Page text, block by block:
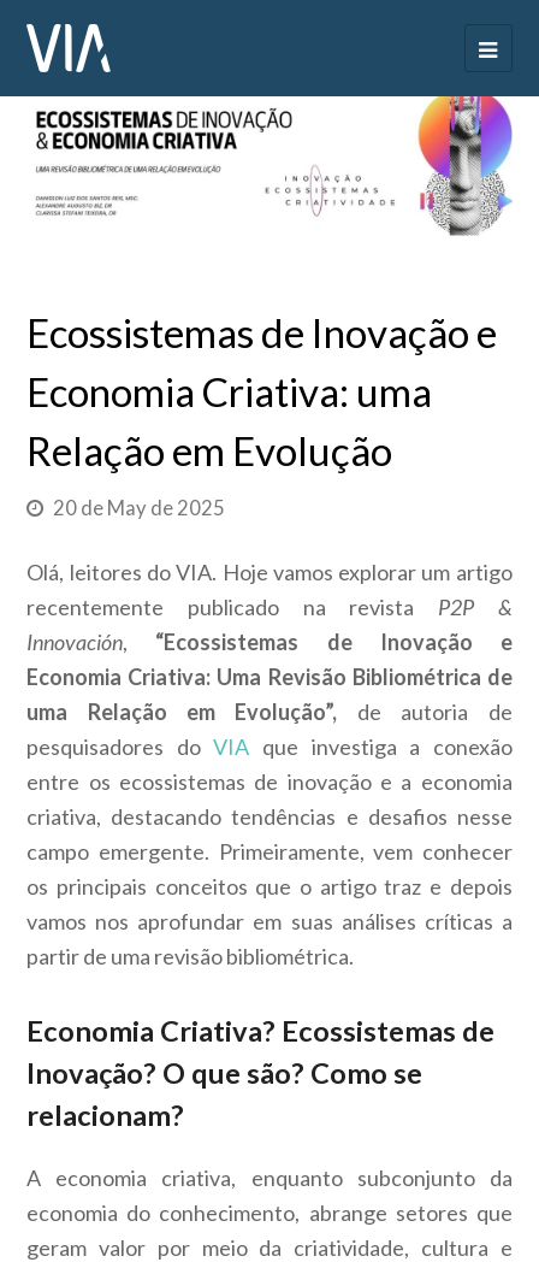
Ecossistemas de Inovação e
Economia Criativa: uma
Relação em Evolução
20 de May de 2025
Olá, leitores do VIA. Hoje vamos explorar um artigo
recentemente publicado na revista P2P &
Innovación, “Ecossistemas de Inovação e
Economia Criativa: Uma Revisão Bibliométrica de
uma Relação em Evolução”, de autoria de
pesquisadores doVIA que investiga a conexão
entre os ecossistemas de inovação e a economia
criativa, destacando tendências e desafios nesse
campo emergente. Primeiramente, vem conhecer
os principais conceitos que o artigo traz e depois
vamos nos aprofundar em suas análises críticas a
partir de uma revisão bibliométrica.
Economia Criativa? Ecossistemas de
Inovação? O que são? Como se
relacionam?
A economia criativa, enquanto subconjunto da
economia do conhecimento, abrange setores que
geram valor por meio da criatividade, cultura e